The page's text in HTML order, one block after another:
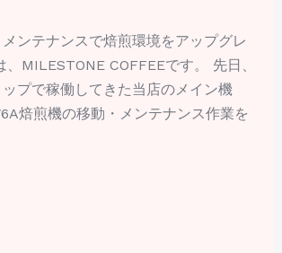
ンテナンスで焙煎環境をアップグレ
MILESTONE COFFEEです。 先日、
プで稼働してきた当店のメイン機
焙煎機の移動・メンテナンス作業を